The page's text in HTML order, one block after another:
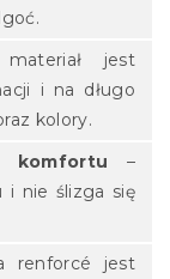
jest
i na długo
kolory.
komfortu –
i nie ślizga się
renforcé jest